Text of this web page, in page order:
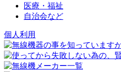
医療・福祉
自治会など
個人利用